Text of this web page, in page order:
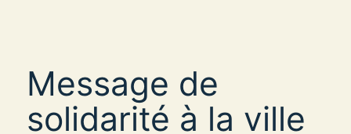
Message de
solidarité à la ville